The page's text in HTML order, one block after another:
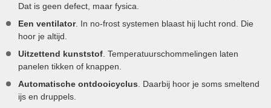
Dat is geen defect, maar fysica.
Een ventilator. In no-frost systemen blaast hij lucht rond. Die
hoor je altijd.
Uitzettend kunststof . Temperatuurschommelingen laten
panelen tikken of knappen.
Automatische ontdooicyclus . Daarbij hoor je soms smeltend
ijs en druppels.